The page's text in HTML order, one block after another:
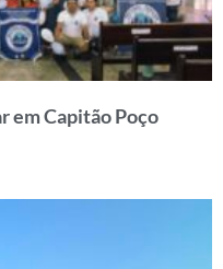
em Capitão Poço